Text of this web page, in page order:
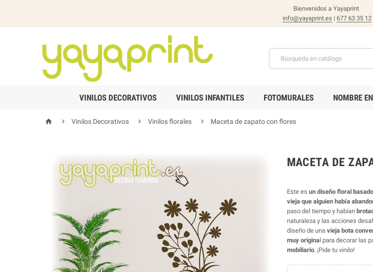
Bienvenidos a Yayaprint
info@yayaprint.es | 677 63 35 12
VINILOS DECORATIVOS VINILOS INFANTILES FOTOMURALES NOMBRE
  Vinilos Decorativos  Vinilos florales  Maceta de zapato con flores
MACETA DE
Este es un diseño floral
vieja que alguien había
paso del tiempo y habían
naturaleza y las acciones
diseño de una vieja bota
muy original para decorar las
mobiliario. ¡Pide tu vinilo!